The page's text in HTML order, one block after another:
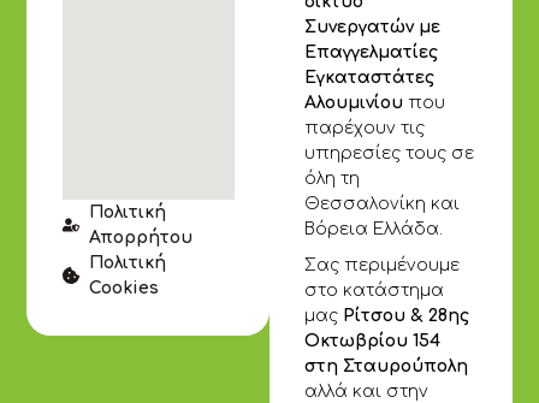
Συνεργατών με
Επαγγελματίες
Εγκαταστάτες
Αλουμινίου που
παρέχουν τις
υπηρεσίες τους σε
όλη τη
Θεσσαλονίκη και
Βόρεια Ελλάδα.
Σας περιμένουμε
στο κατάστημα
μας Ρίτσου & 28ης
Οκτωβρίου 154
στη Σταυρούπολη
αλλά και στην
Πολιτική
Απορρήτου
Πολιτική
Cookies